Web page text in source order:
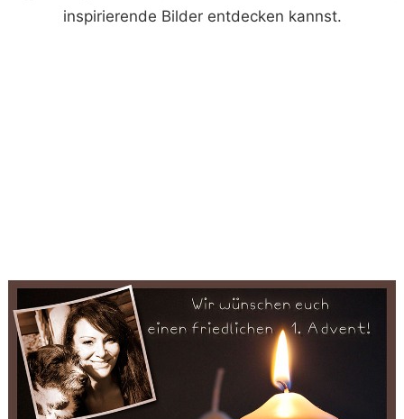
inspirierende Bilder entdecken kannst.